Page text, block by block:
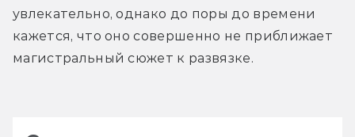
увлекательно, однако до поры до времени
кажется, что оно совершенно не приближает
магистральный сюжет к развязке.